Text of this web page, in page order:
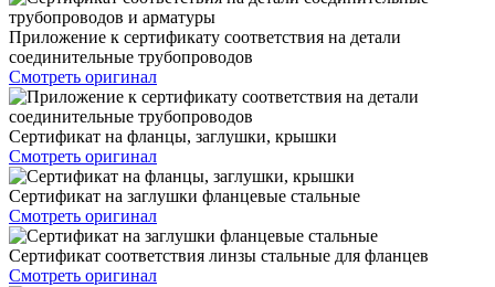
Приложение к сертификату соответствия на детали
соединительные трубопроводов
Смотреть оригинал
Сертификат на фланцы, заглушки, крышки
Смотреть оригинал
Сертификат на заглушки фланцевые стальные
Смотреть оригинал
Сертификат соответствия линзы стальные для фланцев
Смотреть оригинал